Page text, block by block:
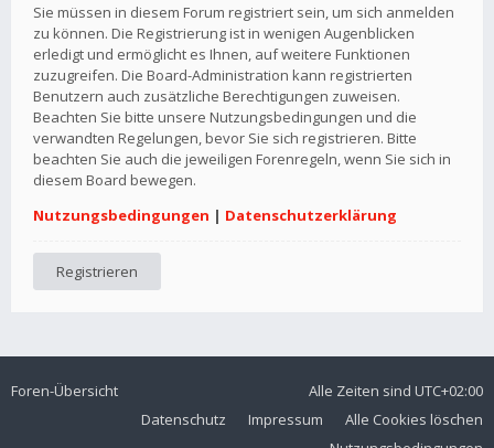
Sie müssen in diesem Forum registriert sein, um sich anmelden
zu können. Die Registrierung ist in wenigen Augenblicken
erledigt und ermöglicht es Ihnen, auf weitere Funktionen
zuzugreifen. Die Board-Administration kann registrierten
Benutzern auch zusätzliche Berechtigungen zuweisen.
Beachten Sie bitte unsere Nutzungsbedingungen und die
verwandten Regelungen, bevor Sie sich registrieren. Bitte
beachten Sie auch die jeweiligen Forenregeln, wenn Sie sich in
diesem Board bewegen.
Nutzungsbedingungen | Datenschutzerklärung
Registrieren
Foren-Übersicht Alle Zeiten sind UTC+02:00
Alle Cookies löschen
Impressum
Datenschutz